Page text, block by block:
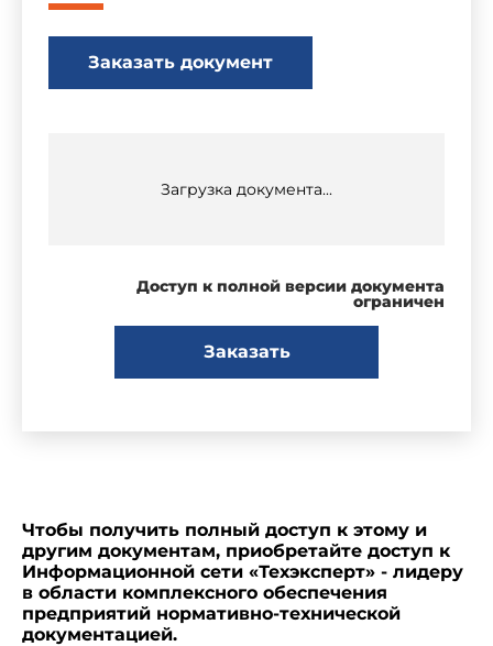
Заказать документ
Загрузка документа...
Доступ к полной версии документа
ограничен
Заказать
Чтобы получить полный доступ к этому и
другим документам, приобретайте доступ к
Информационной сети «Техэксперт» - лидеру
в области комплексного обеспечения
предприятий нормативно-технической
документацией.